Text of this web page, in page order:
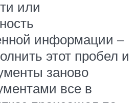
или
информации –
этот пробел и
заново
все в